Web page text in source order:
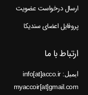
ارسال درخواست عضویت
پروفایل اعضای سندیکا
ارتباط با ما
ایمیل: info[at]acco.ir
myaccoir[at]gmail.com